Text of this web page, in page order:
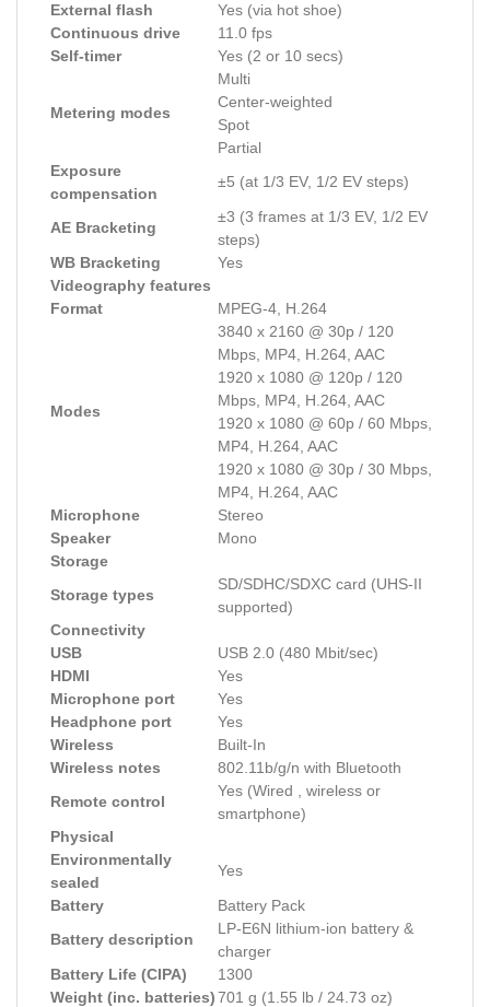
External flash
Yes (via hot shoe)
Continuous drive
11.0 fps
Self-timer
Yes (2 or 10 secs)
Metering modes
Multi
Center-weighted
Spot
Partial
Exposure
compensation
±5 (at 1/3 EV, 1/2 EV steps)
AE Bracketing
±3 (3 frames at 1/3 EV, 1/2 EV
steps)
WB Bracketing
Yes
Videography features
Format
MPEG-4, H.264
Modes
3840 x 2160 @ 30p / 120
Mbps, MP4, H.264, AAC
1920 x 1080 @ 120p / 120
Mbps, MP4, H.264, AAC
1920 x 1080 @ 60p / 60 Mbps,
MP4, H.264, AAC
1920 x 1080 @ 30p / 30 Mbps,
MP4, H.264, AAC
Microphone
Stereo
Speaker
Mono
Storage
Storage types
SD/SDHC/SDXC card (UHS-II
supported)
Connectivity
USB
USB 2.0 (480 Mbit/sec)
HDMI
Yes
Microphone port
Yes
Headphone port
Yes
Wireless
Built-In
Wireless notes
802.11b/g/n with Bluetooth
Remote control
Yes (Wired , wireless or
smartphone)
Physical
Environmentally
sealed
Yes
Battery
Battery Pack
Battery description
LP-E6N lithium-ion battery &
charger
Battery Life (CIPA)
1300
Weight (inc. batteries)701 g (1.55 lb / 24.73 oz)